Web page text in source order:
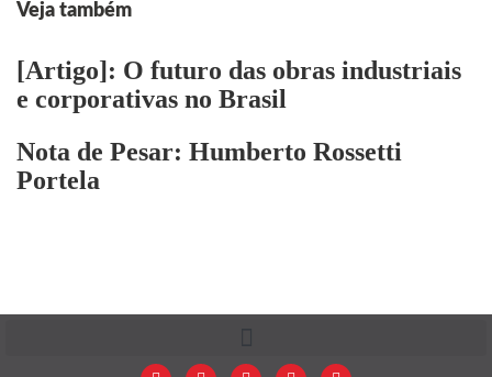
Veja também
[Artigo]: O futuro das obras industriais
e corporativas no Brasil
Nota de Pesar: Humberto Rossetti
Portela